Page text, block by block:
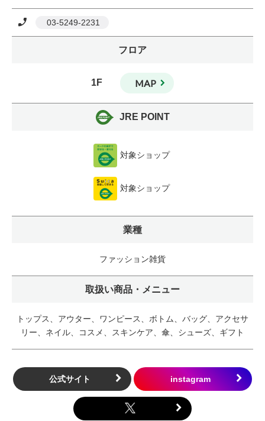
03-5249-2231
フロア
1F MAP
JRE POINT
対象ショップ
対象ショップ
業種
ファッション雑貨
取扱い商品・メニュー
トップス、アウター、ワンピース、ボトム、バッグ、アクセサ
リー、ネイル、コスメ、スキンケア、傘、シューズ、ギフト
公式サイト